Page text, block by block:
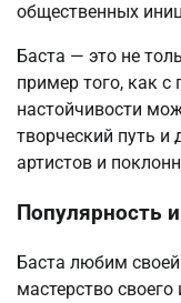
общественных
Баста — это не
пример того, как
настойчивости
творческий путь
артистов и
Популярность
Баста любим
мастерство своего